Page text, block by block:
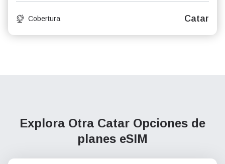
Cobertura Catar
Explora Otra Catar Opciones de
planes eSIM